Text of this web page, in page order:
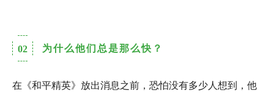
02 为什么他们总是那么快？
在《和平精英》放出消息之前，恐怕没有多少人想到，他